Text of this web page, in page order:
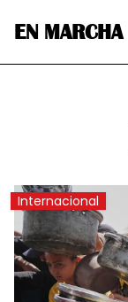
EN MARCHA
Internacional